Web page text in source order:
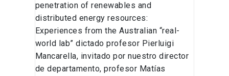
penetration of renewables and
distributed energy resources:
Experiences from the Australian “real-
world lab” dictado profesor Pierluigi
Mancarella, invitado por nuestro director
de departamento, profesor Matías